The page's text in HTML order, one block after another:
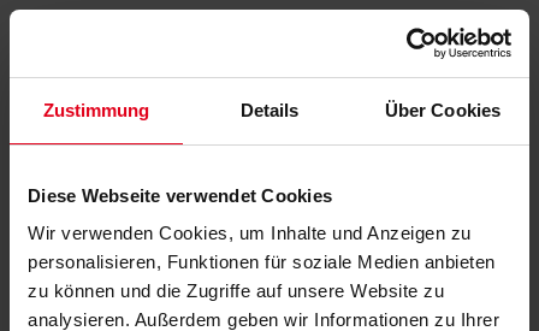
Zustimmung Details Über Cookies
Diese Webseite verwendet Cookies
Wir verwenden Cookies, um Inhalte und Anzeigen zu
personalisieren, Funktionen für soziale Medien anbieten
zu können und die Zugriffe auf unsere Website zu
analysieren. Außerdem geben wir Informationen zu Ihrer